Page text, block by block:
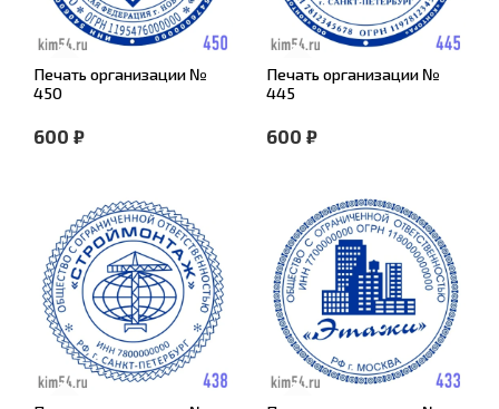
Печать организации №
450
600 ₽
Печать организации №
445
600 ₽